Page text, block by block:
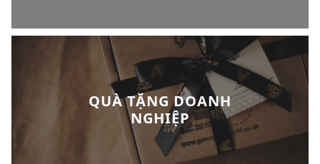
QUÀ TẶNG DOANH
NGHIỆP